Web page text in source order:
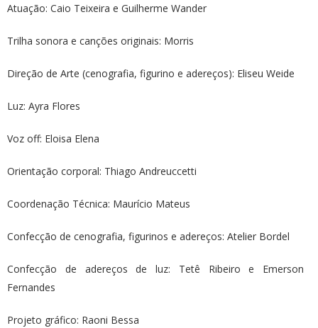
Atuação: Caio Teixeira e Guilherme Wander
Trilha sonora e canções originais: Morris
Direção de Arte (cenografia, figurino e adereços): Eliseu Weide
Luz: Ayra Flores
Voz off: Eloisa Elena
Orientação corporal: Thiago Andreuccetti
Coordenação Técnica: Maurício Mateus
Confecção de cenografia, figurinos e adereços: Atelier Bordel
Confecção de adereços de luz: Tetê Ribeiro e Emerson
Fernandes
Projeto gráfico: Raoni Bessa